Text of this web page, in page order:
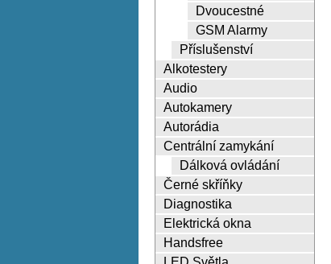
Dvoucestné
GSM Alarmy
Příslušenství
Alkotestery
Audio
Autokamery
Autorádia
Centrální zamykání
Dálková ovládání
Černé skříňky
Diagnostika
Elektrická okna
Handsfree